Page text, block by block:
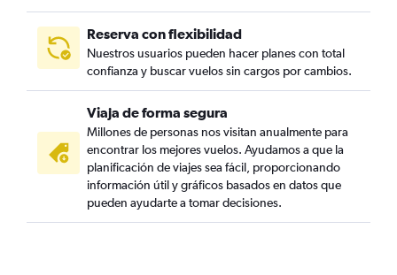
Reserva con flexibilidad
Nuestros usuarios pueden hacer planes con total
confianza y buscar vuelos sin cargos por cambios.
Viaja de forma segura
Millones de personas nos visitan anualmente para
encontrar los mejores vuelos. Ayudamos a que la
planificación de viajes sea fácil, proporcionando
información útil y gráficos basados en datos que
pueden ayudarte a tomar decisiones.